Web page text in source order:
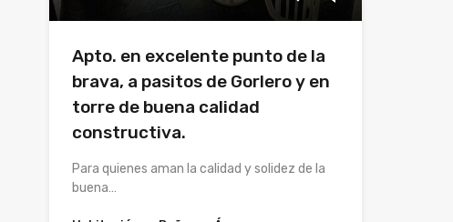
Apto. en excelente punto de la
brava, a pasitos de Gorlero y en
torre de buena calidad
constructiva.
Para quienes aman la calidad y solidez de la
buena…